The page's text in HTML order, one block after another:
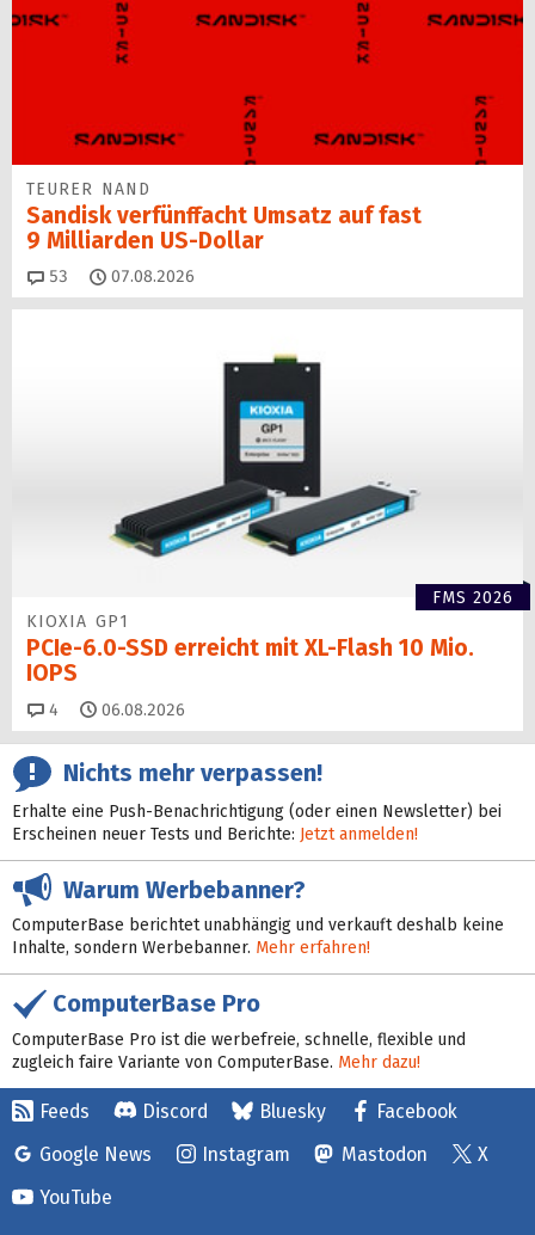
TEURER NAND
Sandisk verfünffacht Umsatz auf fast
9 Milliarden US-Dollar
53 Kommentare
07.08.2026
FMS 2026
KIOXIA GP1
PCIe-6.0-SSD erreicht mit XL-Flash 10 Mio.
IOPS
4 Kommentare
06.08.2026
Nichts mehr verpassen!
Erhalte eine Push-Benachrichtigung (oder einen Newsletter) bei
Erscheinen neuer Tests und Berichte: Jetzt anmelden!
Warum Werbebanner?
ComputerBase berichtet unabhängig und verkauft deshalb keine
Inhalte, sondern Werbebanner. Mehr erfahren!
ComputerBase Pro
ComputerBase Pro ist die werbefreie, schnelle, flexible und
zugleich faire Variante von ComputerBase. Mehr dazu!
Feeds Discord Bluesky
Facebook
Google News
Instagram Mastodon
X
YouTube